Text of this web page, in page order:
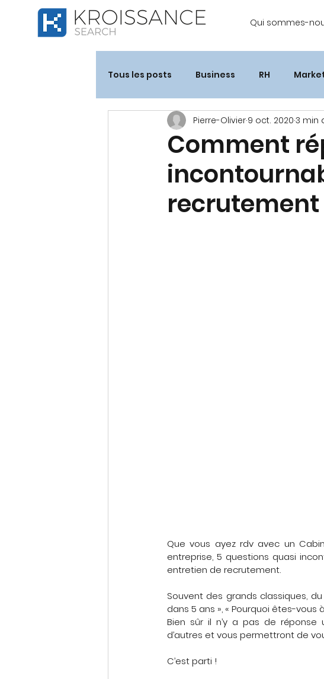
Qui sommes-
Tous les posts Business RH
Comment
recrutement
Pierre-Olivier 9 oct. 2020 3 min
Que vous ayez rdv avec un
entreprise, 5 questions quasi
entretien de recrutement.
Souvent des grands classiques,
dans 5 ans », « Pourquoi êtes-vous
Bien sûr il n’y a pas de
d’autres et vous permettront de
C’est parti !